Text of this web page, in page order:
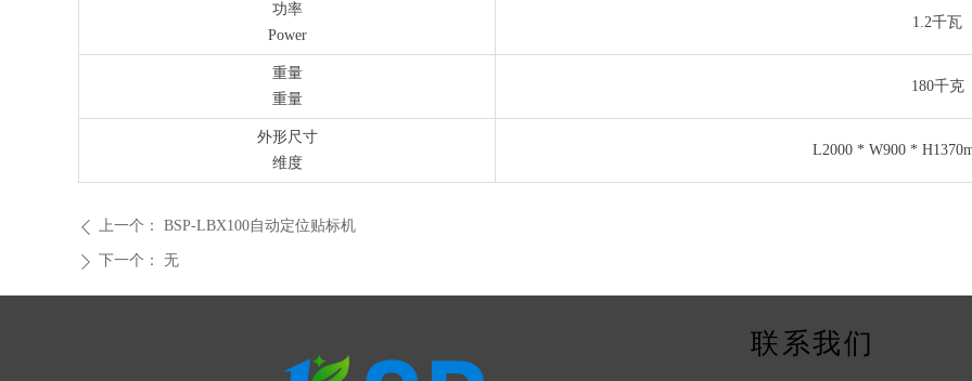
功率
Power
1.2千瓦
重量
重量
180千克
外形尺寸
维度
L2000 * W900 *
ꄲ 下一个： 无
ꄴ 上一个： BSP-LBX100自动定位贴标机
联系我们